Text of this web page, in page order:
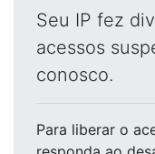
Seu IP fez
acessos
conosco.
Para liberar o